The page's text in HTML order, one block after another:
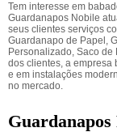
Tem interesse em
Guardanapos Nobile
seus clientes serviços
Guardanapo de Papel,
Personalizado, Saco de
dos clientes, a empresa
e em instalações
no mercado.
Guardanapos